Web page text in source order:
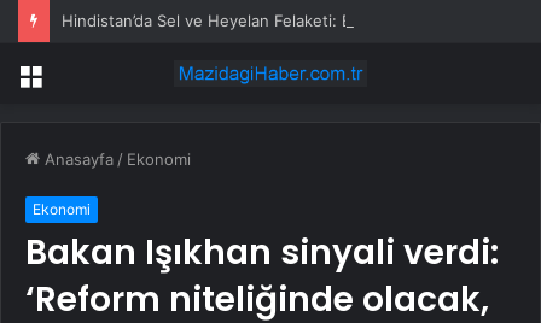
Menü
Anasayfa / Ekonomi
Ekonomi
Bakan Işıkhan sinyali verdi:
‘Reform niteliğinde olacak,